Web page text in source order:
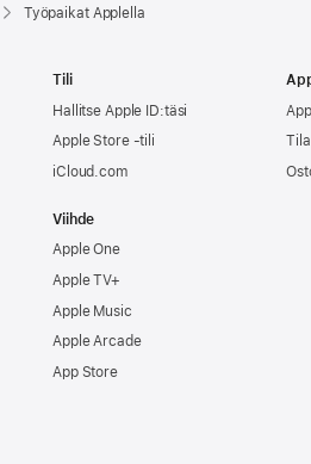
Työpaikat Applella
Tili
Hallitse Apple ID:täsi
Apple Store -tili
iCloud.com
Viihde
Apple One
Apple TV+
Apple Music
Apple Arcade
App Store